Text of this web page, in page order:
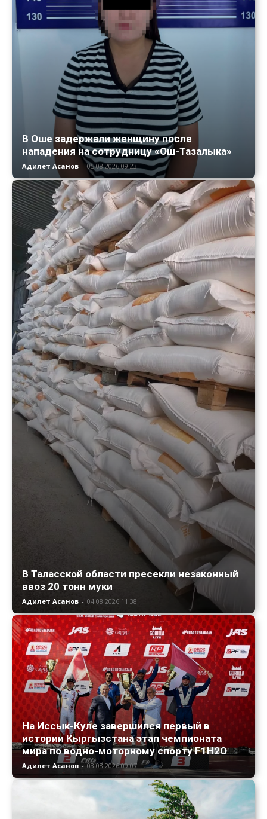
В Оше задержали женщину после
нападения на сотрудницу «Ош-Тазалыка»
Адилет Асанов - 05.08.2026 09:23
В Таласской области пресекли незаконный
ввоз 20 тонн муки
Адилет Асанов - 04.08.2026 11:38
На Иссык-Куле завершился первый в
истории Кыргызстана этап чемпионата
мира по водно-моторному спорту F1H2O
Адилет Асанов - 03.08.2026 09:07